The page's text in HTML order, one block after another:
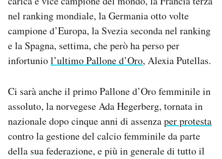
nel ranking mondiale, la Germania otto volte
campione d’Europa, la Svezia seconda nel ranking
e la Spagna, settima, che però ha perso per
infortuniol’ultimo Pallone d’Oro, Alexia Putellas.
Ci sarà anche il primo Pallone d’Oro femminile in
assoluto, la norvegese Ada Hegerberg, tornata in
nazionale dopo cinque anni di assenzaper protesta
contro la gestione del calcio femminile da parte
della sua federazione, e più in generale di tutto il